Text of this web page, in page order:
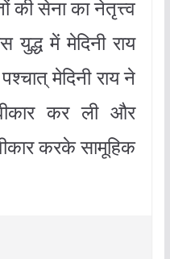
की सेना का नेतृत्त्व
युद्ध में मेदिनी राय
मेदिनी राय ने
कर ली और
करके सामूहिक